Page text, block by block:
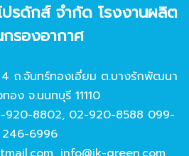
ปรดักส์ จํากัด โรงงานผลิต
รองอากาศ
ถ.จันทร์ทองเอี่ยม ต.บางรักพัฒนา
อง จ.นนทบุรี 11110
920-8802, 02-920-8588 099-
246-6996